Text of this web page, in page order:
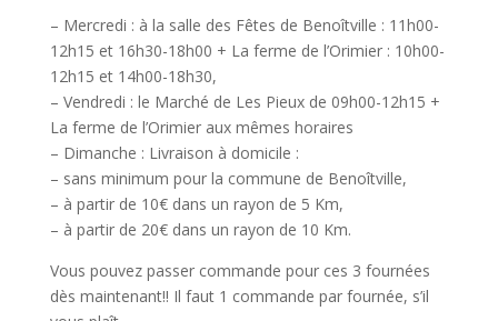
– Mercredi : à la salle des Fêtes de Benoîtville : 11h00-
12h15 et 16h30-18h00 + La ferme de l’Orimier : 10h00-
12h15 et 14h00-18h30,
– Vendredi : le Marché de Les Pieux de 09h00-12h15 +
La ferme de l’Orimier aux mêmes horaires
– Dimanche : Livraison à domicile :
– sans minimum pour la commune de Benoîtville,
– à partir de 10€ dans un rayon de 5 Km,
– à partir de 20€ dans un rayon de 10 Km.
Vous pouvez passer commande pour ces 3 fournées
dès maintenant!! Il faut 1 commande par fournée, s’il